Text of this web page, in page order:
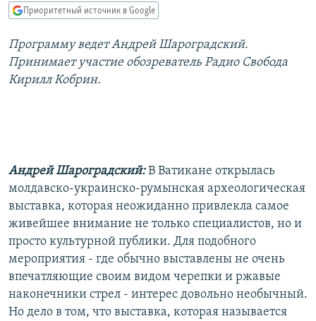
главной
навигации
Вернутся
поиску
IDEL.РЕАЛИИ
КАВКАЗ.РЕАЛИИ
СЕВЕР.РЕАЛИИ
СОЦИАЛЬНЫЕ СЕТИ
Все сайты РСЕ/РС
Приоритетный источник в Google
Программу ведет Андрей Шароградский.
Принимает участие обозреватель Радио Свобода
Кирилл Кобрин.
Андрей Шароградский:В Ватикане открылась
молдавско-украинско-румынская археологическая
выставка, которая неожиданно привлекла самое
живейшее внимание не только специалистов, но и
просто культурной публики. Для подобного
мероприятия - где обычно выставлены не очень
впечатляющие своим видом черепки и ржавые
наконечники стрел - интерес довольно необычный.
Но дело в том, что выставка, которая называется